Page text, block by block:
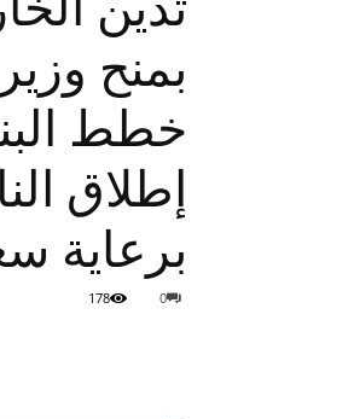
بمنح
خطط
برعاية
0
178